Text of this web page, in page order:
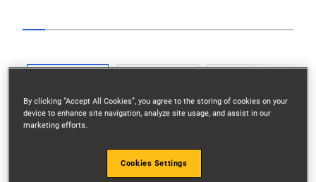
Previous
By clicking “Accept All Cookies”, you agree to the storing of cookies on your
device to enhance site navigation, analyze site usage, and assist in our
marketing efforts.
Cookies Settings